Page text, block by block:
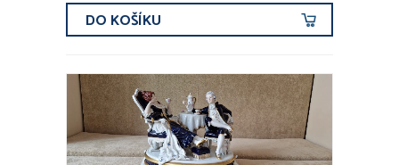
DO KOŠÍKU